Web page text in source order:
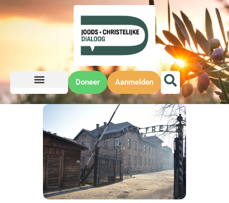
Doneer Aanmelden